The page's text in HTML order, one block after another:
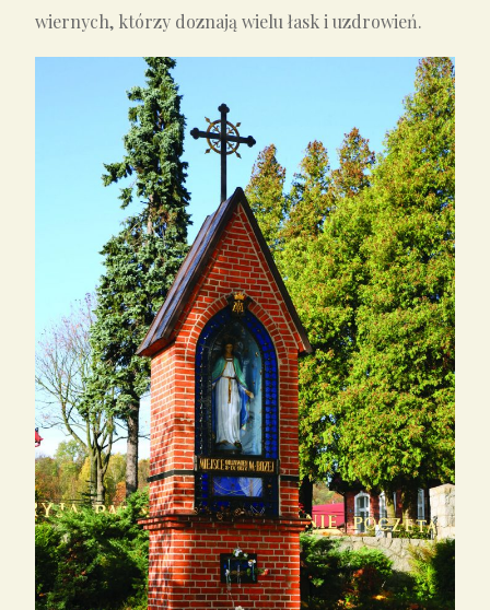
wiernych, którzy doznają wielu łask i uzdrowień.